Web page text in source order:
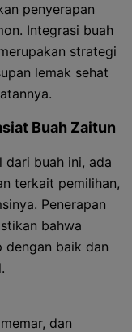
penyerapan
Integrasi buah
strategi
lemak sehat
Buah Zaitun
buah ini, ada
terkait pemilihan,
Penerapan
bahwa
dengan baik dan
dan